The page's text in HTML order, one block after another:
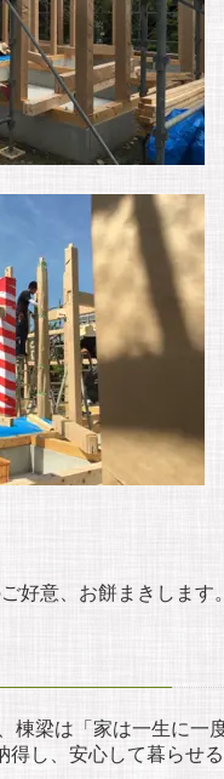
好意、お餅まきします。
、棟梁は「家は一生に一
得し、安心して暮らせ